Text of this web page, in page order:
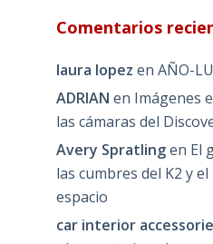
Comentarios
laura lopez en AÑO-
ADRIAN en Imágenes
las cámaras del
Avery Spratlingen El
las cumbres del K2 y
espacio
car interior